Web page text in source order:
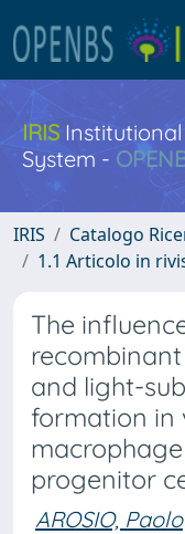
IRISInstitutional
System -
IRIS Catalogo
1.1 Articolo in
The
and light-
formation in
progenitor
AROSIO, Paolo